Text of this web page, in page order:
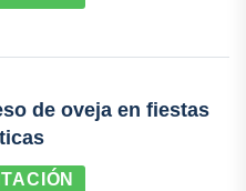
de oveja en fiestas